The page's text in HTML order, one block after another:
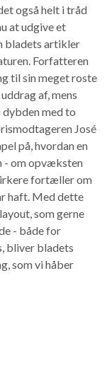
også helt i tråd
at udgive et
bladets artikler
Forfatteren
til sin meget roste
af, mens
med to
José
på, hvordan en
- om opvæksten
fortæller om
haft. Med dette
som gerne
- både for
bliver bladets
som vi håber